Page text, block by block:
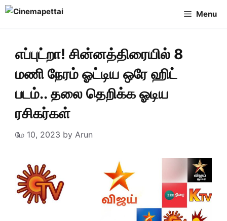
Skip
Menu
எப்புட்றா! சின்னத்திரையில் 8
மணி நேரம் ஓட்டிய ஒரே ஹிட்
படம்.. தலை தெறிக்க ஓடிய
ரசிகர்கள்
மே 10, 2023 by Arun